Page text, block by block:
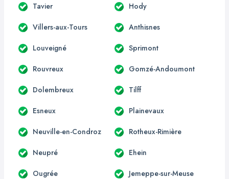
Tavier Hody
Villers-aux-Tours Anthisnes
Louveigné Sprimont
Rouvreux Gomzé-Andoumont
Dolembreux Tilff
Esneux Plainevaux
Neuville-en-Condroz Rotheux-Rimière
Neupré Ehein
Ougrée Jemeppe-sur-Meuse